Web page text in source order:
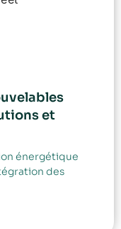
et
énergétique
des